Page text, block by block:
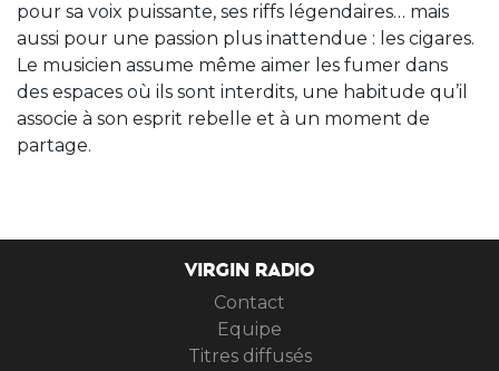
pour sa voix puissante, ses riffs légendaires… mais
aussi pour une passion plus inattendue : les cigares.
Le musicien assume même aimer les fumer dans
des espaces où ils sont interdits, une habitude qu’il
associe à son esprit rebelle et à un moment de
partage.
VIRGIN RADIO
Contact
Equipe
Titres diffusés